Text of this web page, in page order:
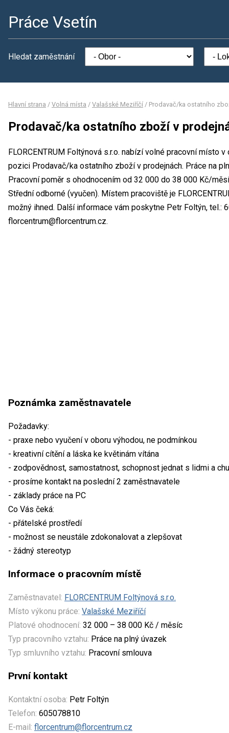
Práce Vsetín
Hledat zaměstnání
Hlavní strana / Volná místa / Valašské Meziříčí / Prodavač/ka ostatního
Prodavač/ka ostatního zboží v
FLORCENTRUM Foltýnová s.r.o. nabízí volné pracovní místo
pozici Prodavač/ka ostatního zboží v prodejnách. Práce na
Pracovní poměr s ohodnocením od 32 000 do 38 000 Kč/
Střední odborné (vyučen). Místem pracoviště je
možný ihned. Další informace vám poskytne Petr Foltýn, tel.:
florcentrum@florcentrum.cz.
Poznámka zaměstnavatele
Požadavky:
- praxe nebo vyučení v oboru výhodou, ne podmínkou
- kreativní cítění a láska ke květinám vítána
- zodpovědnost, samostatnost, schopnost jednat s lidmi a
- prosíme kontakt na poslední 2 zaměstnavatele
- základy práce na PC
Co Vás čeká:
- přátelské prostředí
- možnost se neustále zdokonalovat a zlepšovat
- žádný stereotyp
Informace o pracovním místě
Zaměstnavatel: FLORCENTRUM Foltýnová s.r.o.
Místo výkonu práce: Valašské Meziříčí
Platové ohodnocení: 32 000 – 38 000 Kč / měsíc
Typ pracovního vztahu: Práce na plný úvazek
Typ smluvního vztahu: Pracovní smlouva
První kontakt
Kontaktní osoba: Petr Foltýn
Telefon: 605078810
E-mail: florcentrum@florcentrum.cz